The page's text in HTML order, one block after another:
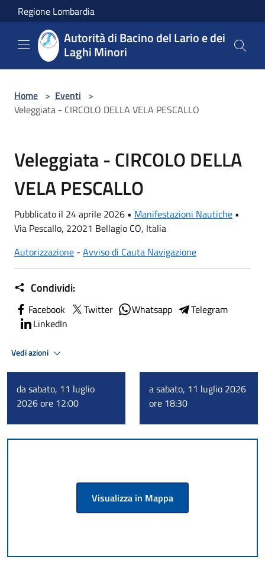
Salta al contenuto principale
Regione Lombardia
Autorità di Bacino del Lario e dei
Laghi Minori
Home > Eventi >
Veleggiata - CIRCOLO DELLA VELA PESCALLO
Veleggiata - CIRCOLO DELLA
VELA PESCALLO
Pubblicato il 24 aprile 2026 • Manifestazioni Nautiche •
Via Pescallo, 22021 Bellagio CO, Italia
Autorizzazione - Avviso di Cauta Navigazione
Condividi:
Facebook Twitter Whatsapp
Telegram
LinkedIn
Vedi azioni
da sabato, 11 luglio
2026 ore 12:00
a sabato, 11 luglio 2026
ore 18:30
Visualizza in Mappa